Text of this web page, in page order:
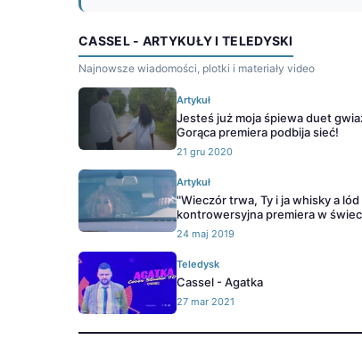
CASSEL - ARTYKUŁY I TELEDYSKI
Najnowsze wiadomości, plotki i materiały video
Artykuł
Jesteś już moja śpiewa duet
Gorąca premiera podbija sieć!
21 gru 2020
Artykuł
"Wieczór trwa, Ty i ja whisky a
kontrowersyjna premiera w
24 maj 2019
Teledysk
Cassel - Agatka
27 mar 2021